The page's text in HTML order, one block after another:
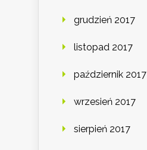
grudzień 2017
listopad 2017
październik 2017
wrzesień 2017
sierpień 2017